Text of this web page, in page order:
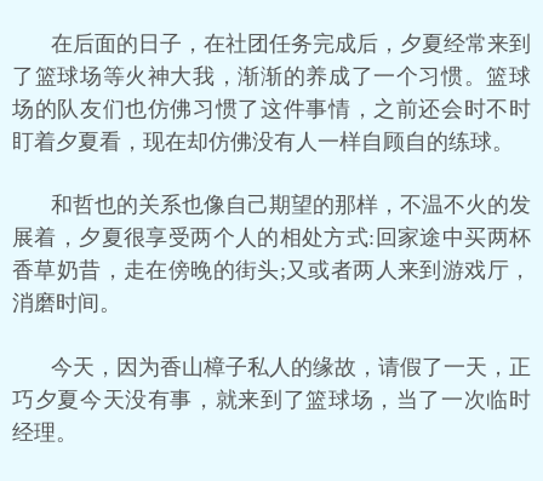
在后面的日子，在社团任务完成后，夕夏经常来到
了篮球场等火神大我，渐渐的养成了一个习惯。篮球
场的队友们也仿佛习惯了这件事情，之前还会时不时
盯着夕夏看，现在却仿佛没有人一样自顾自的练球。
和哲也的关系也像自己期望的那样，不温不火的发
展着，夕夏很享受两个人的相处方式:回家途中买两杯
香草奶昔，走在傍晚的街头;又或者两人来到游戏厅，
消磨时间。
今天，因为香山樟子私人的缘故，请假了一天，正
巧夕夏今天没有事，就来到了篮球场，当了一次临时
经理。